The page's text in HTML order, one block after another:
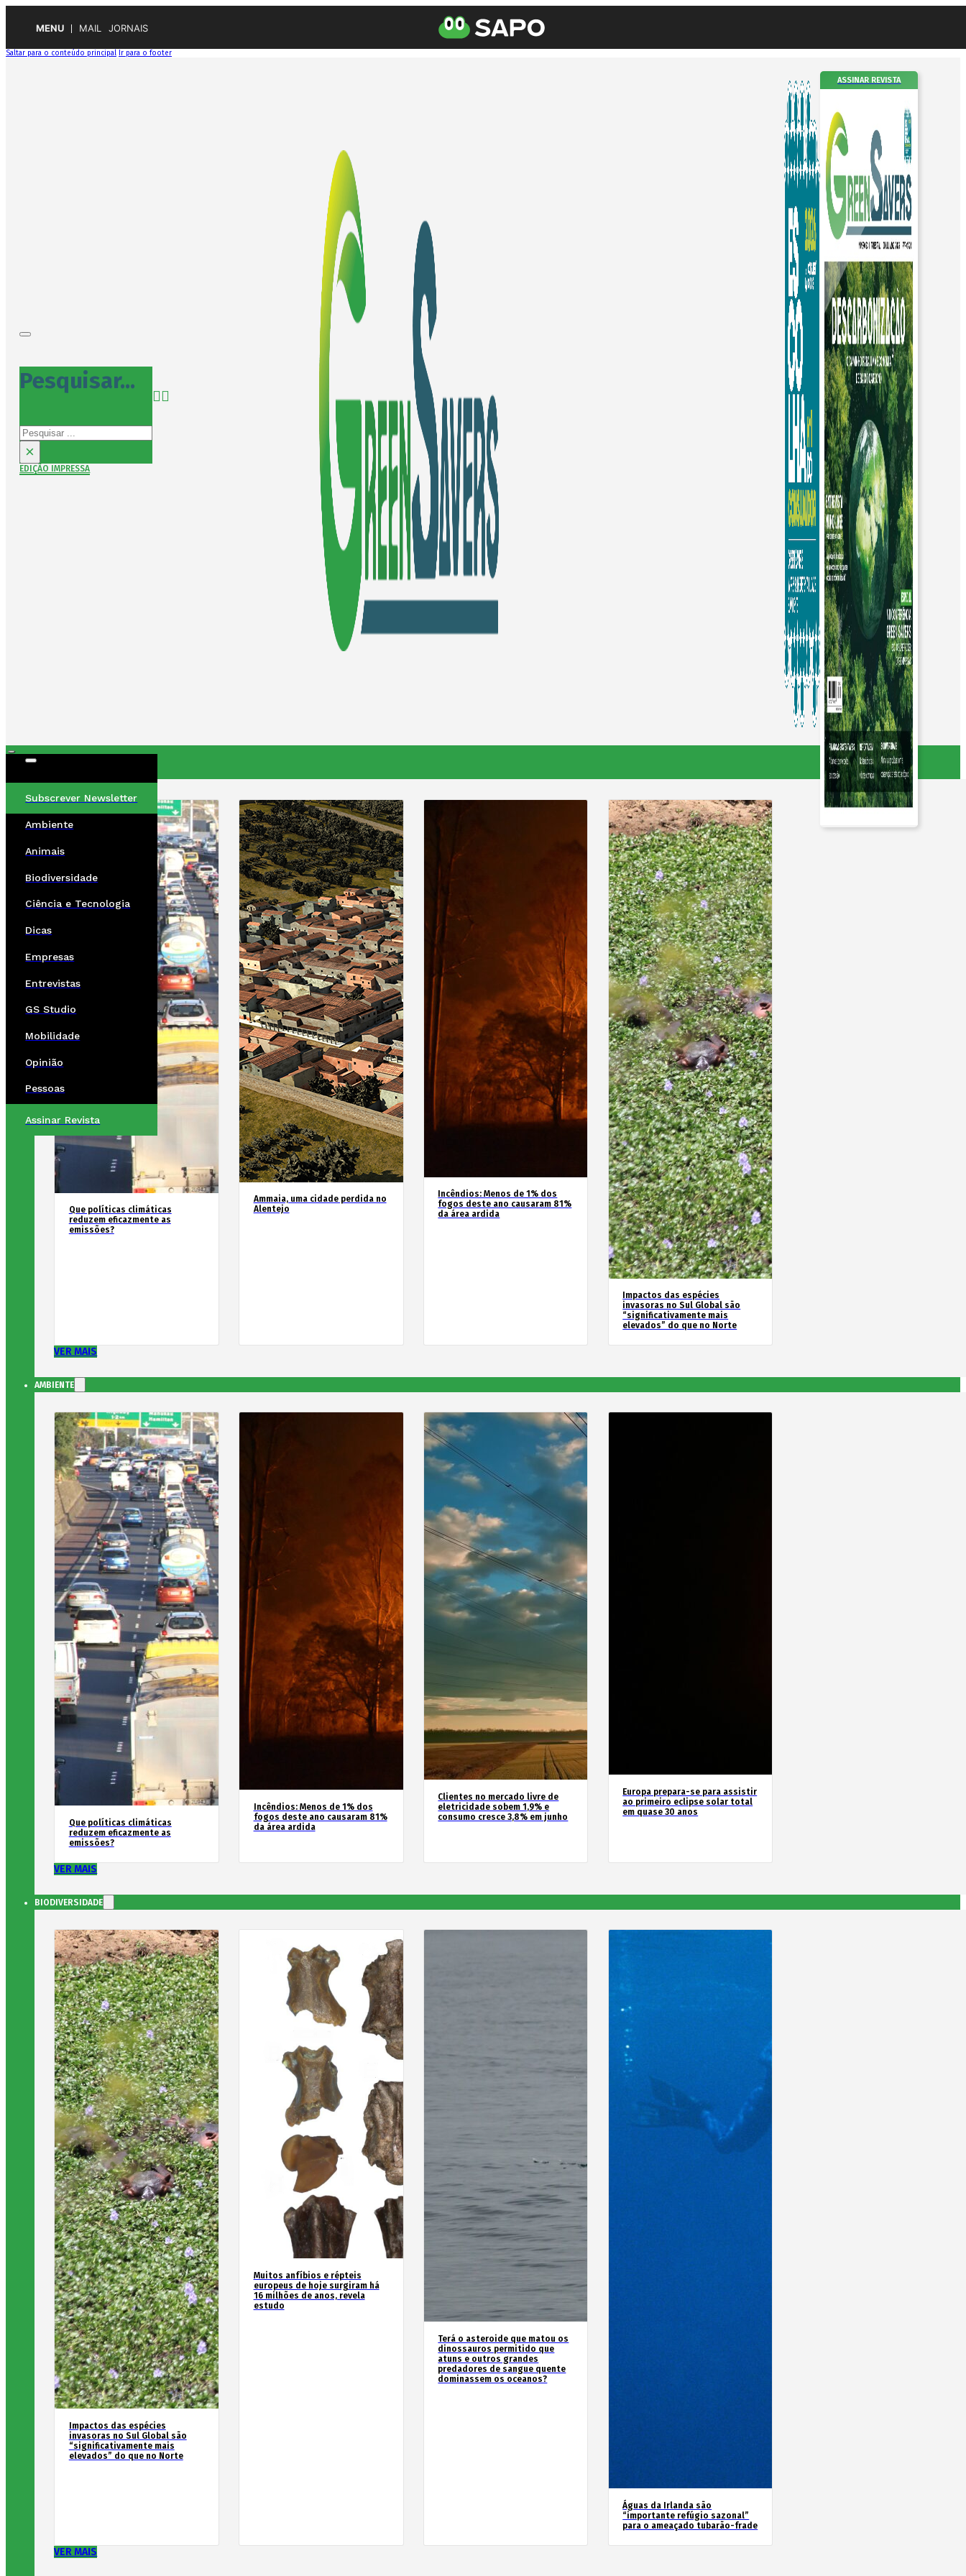
MENU MAIL JORNAIS
Saltar para o conteúdo principal Ir para o footer
Pesquisar...
Pesquisar
×
EDIÇÃO IMPRESSA
ASSINAR REVISTA
Subscrever Newsletter
Ambiente
Animais
Biodiversidade
Ciência e Tecnologia
Dicas
Empresas
Entrevistas
GS Studio
Mobilidade
Opinião
Pessoas
Assinar Revista
Que políticas climáticas
reduzem eficazmente as
emissões?
Ammaia, uma cidade perdida no
Alentejo
Incêndios: Menos de 1% dos
fogos deste ano causaram 81%
da área ardida
Impactos das espécies
invasoras no Sul Global são
“significativamente mais
elevados” do que no Norte
VER MAIS
AMBIENTE
Que políticas climáticas
reduzem eficazmente as
emissões?
Incêndios: Menos de 1% dos
fogos deste ano causaram 81%
da área ardida
Clientes no mercado livre de
eletricidade sobem 1,9% e
consumo cresce 3,8% em junho
Europa prepara-se para assistir
ao primeiro eclipse solar total
em quase 30 anos
VER MAIS
BIODIVERSIDADE
Impactos das espécies
invasoras no Sul Global são
“significativamente mais
elevados” do que no Norte
Muitos anfíbios e répteis
europeus de hoje surgiram há
16 milhões de anos, revela
estudo
Terá o asteroide que matou os
dinossauros permitido que
atuns e outros grandes
predadores de sangue quente
dominassem os oceanos?
Águas da Irlanda são
“importante refúgio sazonal”
para o ameaçado tubarão-frade
VER MAIS